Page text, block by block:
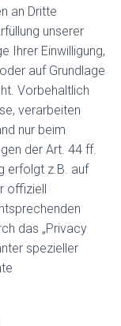
an Dritte
unserer
Ihrer Einwilligung,
auf Grundlage
Vorbehaltlich
verarbeiten
nur beim
der Art. 44 ff.
erfolgt z.B. auf
offiziell
das „Privacy
spezieller